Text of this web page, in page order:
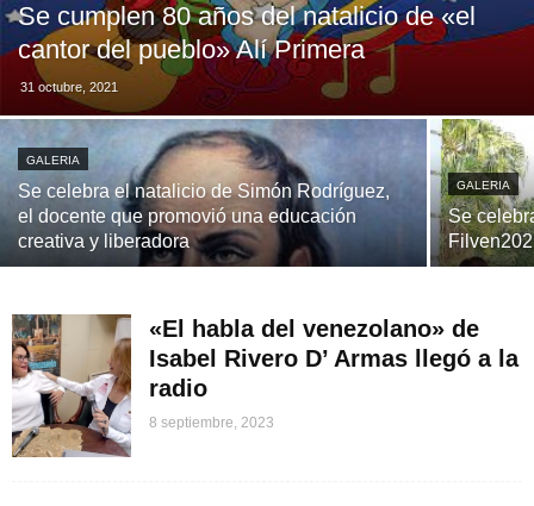
Se cumplen 80 años del natalicio de «el
cantor del pueblo» Alí Primera
31 octubre, 2021
GALERIA
Se celebra el natalicio de Simón Rodríguez,
el docente que promovió una educación
creativa y liberadora
GALERIA
Se
«El habla del venezolano» de
Isabel Rivero D’ Armas llegó a la
radio
8 septiembre, 2023